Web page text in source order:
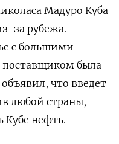
Мадуро Куба
за рубежа.
с большими
была
что введет
любой страны,
Кубе нефть.